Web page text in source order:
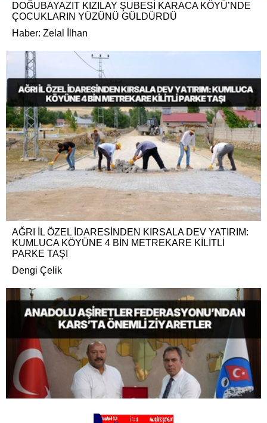
DOĞUBAYAZIT KIZILAY ŞUBESİ KARACA KÖYÜ’NDE
ÇOCUKLARIN YÜZÜNÜ GÜLDÜRDÜ
Haber: Zelal İlhan
AĞRI İL ÖZEL İDARESİNDEN KIRSALA DEV YATIRIM:
KUMLUCA KÖYÜNE 4 BİN METREKARE KİLİTLİ
PARKE TAŞI
Dengi Çelik